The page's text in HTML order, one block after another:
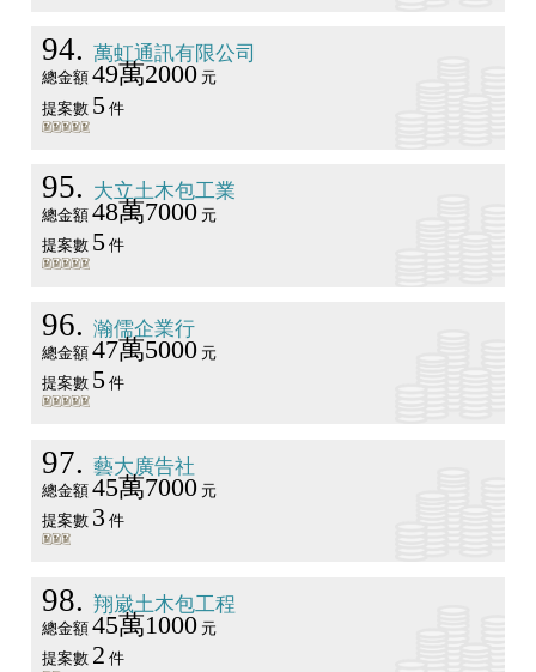
94 萬虹通訊有限公司
總金額 49萬2000元
提案數 5件
95 大立土木包工業
總金額 48萬7000元
提案數 5件
96 瀚儒企業行
總金額 47萬5000元
提案數 5件
97 藝大廣告社
總金額 45萬7000元
提案數 3 件
98 翔崴土木包工程
總金額 45萬1000元
提案數 2 件